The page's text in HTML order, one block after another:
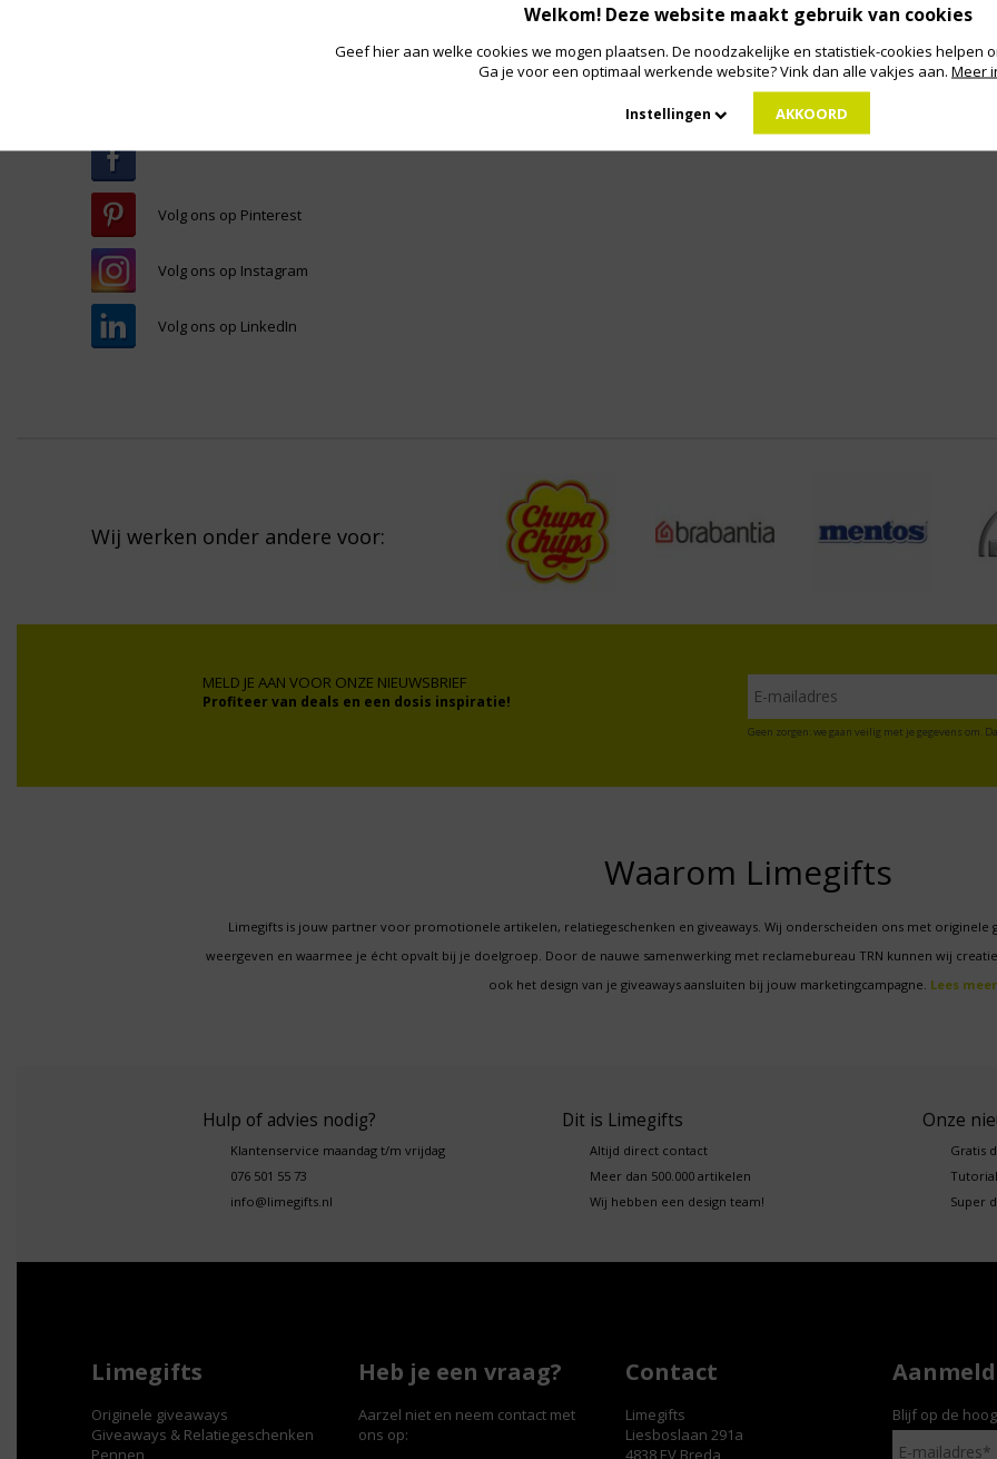
Volg ons op Pinterest
Volg ons op Instagram
Volg ons op LinkedIn
Wij werken onder andere voor:
MELD JE AAN VOOR ONZE NIEUWSBRIEF
Profiteer van deals en een dosis inspiratie!
Geen zorgen: we gaan veilig met je gegevens om.
Waarom Limegifts
Limegifts is jouw partner voor promotionele artikelen, relatiegeschenken en giveaways. Wij onderscheiden ons met
weergeven en waarmee je écht opvalt bij je doelgroep. Door de nauwe samenwerking met reclamebureau TRN kunnen wij
ook het design van je giveaways aansluiten bij jouw marketingcampagne. Lees
Hulp of advies nodig?
Klantenservice maandag t/m vrijdag
076 501 55 73
info@limegifts.nl
Dit is Limegifts
Altijd direct contact
Meer dan 500.000 artikelen
Wij hebben een design team!
Onze
Gratis
Super
Limegifts
Originele giveaways
Giveaways & Relatiegeschenken
Pennen
Heb je een vraag?
Aarzel niet en neem contact met
ons op:
Contact
Limegifts
Liesboslaan 291a
4838 EV Breda
Blijf op de
Welkom! Deze website maakt gebruik van cookies
Geef hier aan welke cookies we mogen plaatsen. De noodzakelijke en statistiek-cookies helpen
Ga je voor een optimaal werkende website? Vink dan alle vakjes aan. Meer
Instellingen AKKOORD